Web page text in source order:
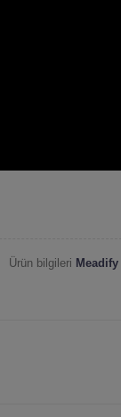
Ürün bilgileri Meadify